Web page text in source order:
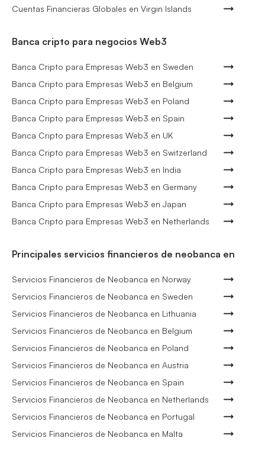
Cuentas Financieras Globales en Virgin Islands
Banca cripto para negocios Web3
Banca Cripto para Empresas Web3 en Sweden
Banca Cripto para Empresas Web3 en Belgium
Banca Cripto para Empresas Web3 en Poland
Banca Cripto para Empresas Web3 en Spain
Banca Cripto para Empresas Web3 en UK
Banca Cripto para Empresas Web3 en Switzerland
Banca Cripto para Empresas Web3 en India
Banca Cripto para Empresas Web3 en Germany
Banca Cripto para Empresas Web3 en Japan
Banca Cripto para Empresas Web3 en Netherlands
Principales servicios financieros de neobanca en
Servicios Financieros de Neobanca en Norway
Servicios Financieros de Neobanca en Sweden
Servicios Financieros de Neobanca en Lithuania
Servicios Financieros de Neobanca en Belgium
Servicios Financieros de Neobanca en Poland
Servicios Financieros de Neobanca en Austria
Servicios Financieros de Neobanca en Spain
Servicios Financieros de Neobanca en Netherlands
Servicios Financieros de Neobanca en Portugal
Servicios Financieros de Neobanca en Malta